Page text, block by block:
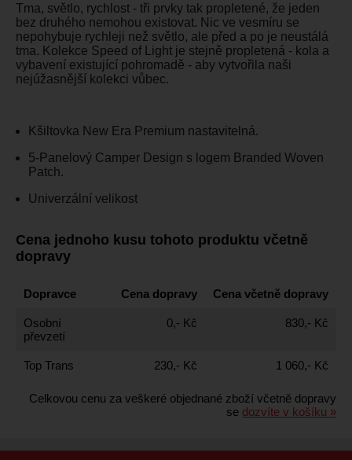
Tma, světlo, rychlost - tři prvky tak propletené, že jeden
bez druhého nemohou existovat. Nic ve vesmíru se
nepohybuje rychleji než světlo, ale před a po je neustálá
tma. Kolekce Speed of Light je stejně propletená - kola a
vybavení existující pohromadě - aby vytvořila naši
nejúžasnější kolekci vůbec.
Kšiltovka New Era Premium nastavitelná.
5-Panelový Camper Design s logem Branded Woven
Patch.
Univerzální velikost
Cena jednoho kusu tohoto produktu včetně
dopravy
Dopravce Cena dopravy Cena včetně dopravy
Osobní
převzetí
0,- Kč 830,- Kč
Top Trans 230,- Kč 1 060,- Kč
Celkovou cenu za veškeré objednané zboží včetně dopravy
se dozvíte v košíku »